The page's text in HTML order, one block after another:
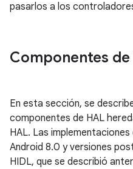
pasarlos a los
Componentes
En esta sección, se
componentes de HAL
HAL. Las
Android 8.0 y versiones
HIDL, que se describió